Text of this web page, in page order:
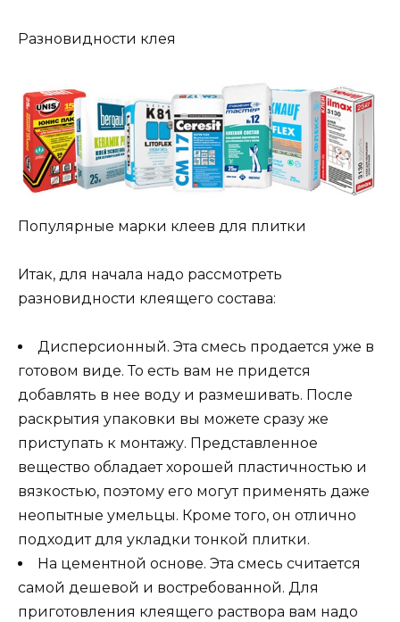
Разновидности клея
Популярные марки клеев для плитки
Итак, для начала надо рассмотреть
разновидности клеящего состава:
Дисперсионный. Эта смесь продается уже в
готовом виде. То есть вам не придется
добавлять в нее воду и размешивать. После
раскрытия упаковки вы можете сразу же
приступать к монтажу. Представленное
вещество обладает хорошей пластичностью и
вязкостью, поэтому его могут применять даже
неопытные умельцы. Кроме того, он отлично
подходит для укладки тонкой плитки.
На цементной основе. Эта смесь считается
самой дешевой и востребованной. Для
приготовления клеящего раствора вам надо